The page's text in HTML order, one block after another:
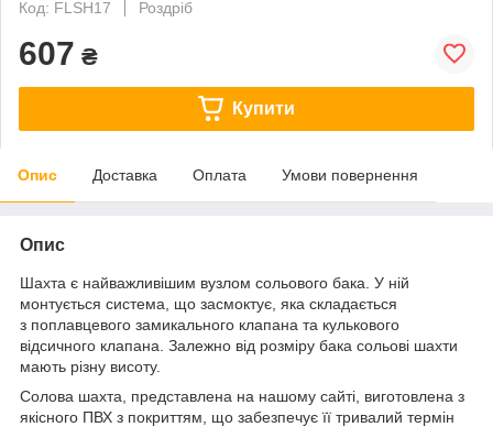
Код: FLSН17
Роздріб
607 ₴
Купити
Опис Доставка Оплата Умови повернення
Опис
Шахта є найважливішим вузлом сольового бака. У ній
монтується система, що засмоктує, яка складається
з поплавцевого замикального клапана та кулькового
відсичного клапана. Залежно від розміру бака сольові шахти
мають різну висоту.
Солова шахта, представлена на нашому сайті, виготовлена з
якісного ПВХ з покриттям, що забезпечує її тривалий термін